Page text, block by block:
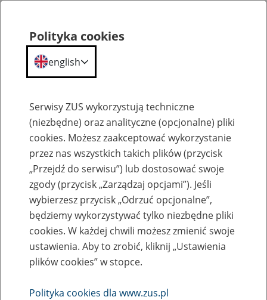
Szkolenia
Zaproś ZUS do siebie - zakładanie profili
eZUS w siedzibie Twojej firmy
Rodzaj wydarzenia
Polityka cookies
english
Serwisy ZUS wykorzystują techniczne
(niezbędne) oraz analityczne (opcjonalne) pliki
cookies. Możesz zaakceptować wykorzystanie
przez nas wszystkich takich plików (przycisk
„Przejdź do serwisu”) lub dostosować swoje
zgody (przycisk „Zarządzaj opcjami”). Jeśli
wybierzesz przycisk „Odrzuć opcjonalne”,
będziemy wykorzystywać tylko niezbędne pliki
cookies. W każdej chwili możesz zmienić swoje
ustawienia. Aby to zrobić, kliknij „Ustawienia
plików cookies” w stopce.
Polityka cookies dla www.zus.pl